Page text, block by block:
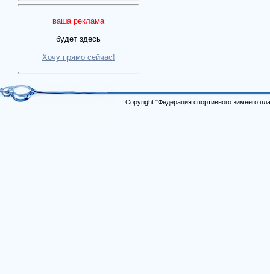
ваша реклама
будет здесь
Хочу прямо сейчас!
Copyright "Федерация спортивного зимнего